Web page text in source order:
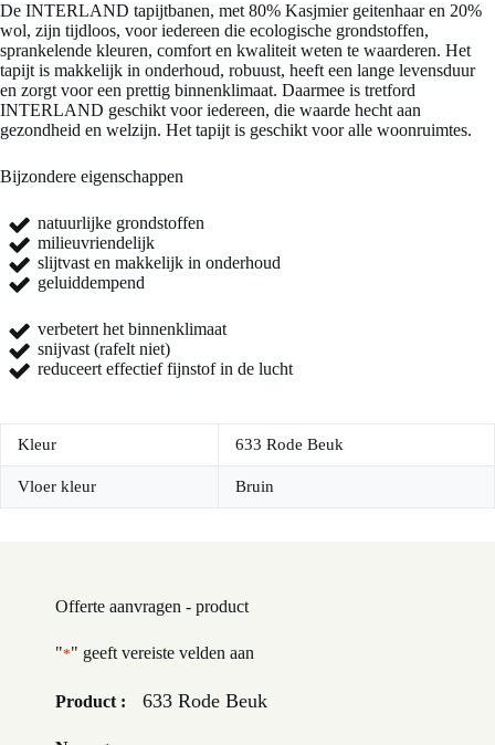
De INTERLAND tapijtbanen, met 80% Kasjmier geitenhaar en 20%
wol, zijn tijdloos, voor iedereen die ecologische grondstoffen,
sprankelende kleuren, comfort en kwaliteit weten te waarderen. Het
tapijt is makkelijk in onderhoud, robuust, heeft een lange levensduur
en zorgt voor een prettig binnenklimaat. Daarmee is tretford
INTERLAND geschikt voor iedereen, die waarde hecht aan
gezondheid en welzijn. Het tapijt is geschikt voor alle woonruimtes.
Bijzondere eigenschappen
natuurlijke grondstoffen
milieuvriendelijk
slijtvast en makkelijk in onderhoud
geluiddempend
verbetert het binnenklimaat
snijvast (rafelt niet)
reduceert effectief fijnstof in de lucht
Kleur 633 Rode Beuk
Vloer kleur Bruin
Offerte aanvragen - product
"*" geeft vereiste velden aan
Product : 633 Rode Beuk